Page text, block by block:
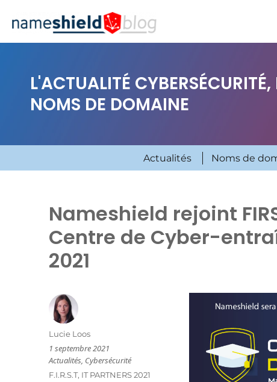
L'ACTUALITÉ CYBERSÉCURITÉ,
NOMS DE DOMAINE
Actualités Noms de
Nameshield rejoint
Centre de Cyber-
2021
Auteur
Lucie Loos
Publié
1 septembre 2021
Catégories
Actualités Cybersécurité
Étiquettes
F.I.R.S.T, IT PARTNERS 2021